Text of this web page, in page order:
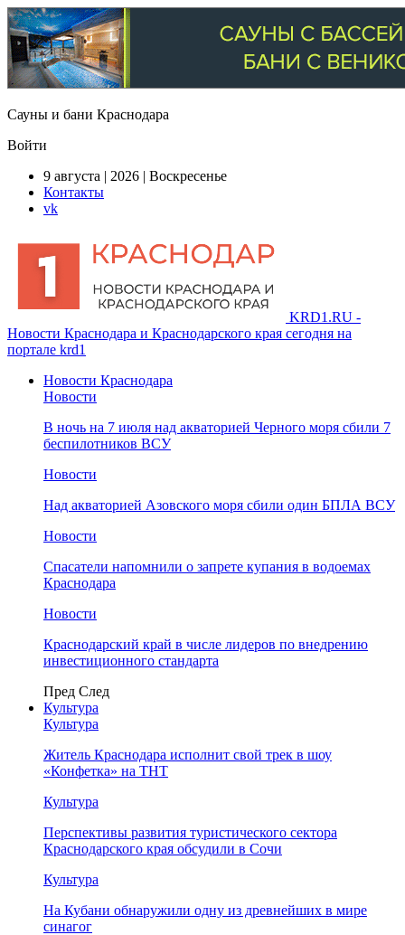
Сауны и бани Краснодара
Войти
9 августа | 2026 | Воскресенье
Контакты
vk
KRD1.RU -
Новости Краснодара и Краснодарского края сегодня на
портале krd1
Новости Краснодара
Новости
В ночь на 7 июля над акваторией Черного моря сбили 7
беспилотников ВСУ
Новости
Над акваторией Азовского моря сбили один БПЛА ВСУ
Новости
Спасатели напомнили о запрете купания в водоемах
Краснодара
Новости
Краснодарский край в числе лидеров по внедрению
инвестиционного стандарта
Пред След
Культура
Культура
Житель Краснодара исполнит свой трек в шоу
«Конфетка» на ТНТ
Культура
Перспективы развития туристического сектора
Краснодарского края обсудили в Сочи
Культура
На Кубани обнаружили одну из древнейших в мире
синагог